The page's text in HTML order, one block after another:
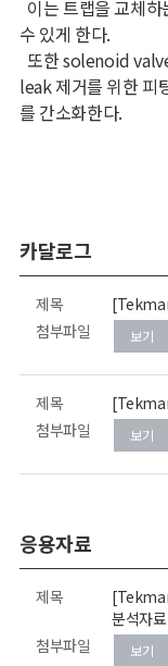
이는 트랩을 교체
수 있게 한다.
또한 solenoid
leak 제거를 위한 피
를 간소화한다.
카달로그
제목
첨부파일
보기
제목
첨부파일
보기
응용자료
제목
분석자료
첨부파일
보기